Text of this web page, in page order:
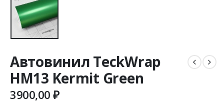
Автовинил TeckWrap
HM13 Kermit Green
3900,00₽